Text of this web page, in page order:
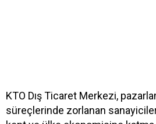
KTO Dış Ticaret Merkezi,
süreçlerinde zorlanan